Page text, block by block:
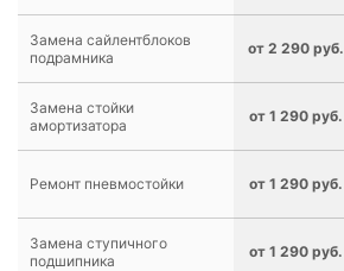
Замена сайлентблоков
подрамника
от 2 290 руб.
Замена стойки
амортизатора
от 1 290 руб.
Ремонт пневмостойки от 1 290 руб.
Замена ступичного
подшипника
от 1 290 руб.